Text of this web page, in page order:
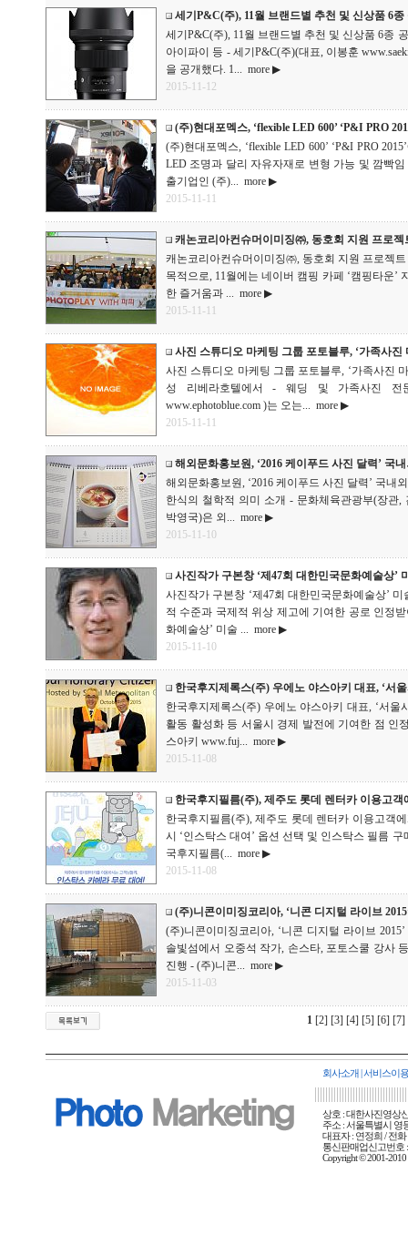
세기P&C(주), 11월 브랜드별 추천 및 신상품 6종
세기P&C(주), 11월 브랜드별 추천 및 신상품 6종
아이파이 등 - 세기P&C(주)(대표, 이봉훈
을 공개했다. 1... more ▶
2015-11-12
(주)현대포멕스, ‘flexible LED 600’ ‘P&I PRO
(주)현대포멕스, ‘flexible LED 600’ ‘P&I PRO
LED 조명과 달리 자유자재로 변형 가능 및 깜빡
출기업인 (주)... more ▶
2015-11-11
캐논코리아컨슈머이미징㈜, 동호회 지원 프로
캐논코리아컨슈머이미징㈜, 동호회 지원 프로젝
목적으로, 11월에는 네이버 캠핑 카페 ‘캠핑타운
한 즐거움과 ... more ▶
2015-11-11
사진 스튜디오 마케팅 그룹 포토블루, ‘가족사
사진 스튜디오 마케팅 그룹 포토블루, ‘가족사진
성 리베라호텔에서 - 웨딩 및 가족사진 전
www.ephotoblue.com )는 오는... more ▶
2015-11-11
해외문화홍보원, ‘2016 케이푸드 사진 달력’ 국
해외문화홍보원, ‘2016 케이푸드 사진 달력’ 국내
한식의 철학적 의미 소개 - 문화체육관광부(장관
박영국)은 외... more ▶
2015-11-10
사진작가 구본창 ‘제47회 대한민국문화예술상’
사진작가 구본창 ‘제47회 대한민국문화예술상’
적 수준과 국제적 위상 제고에 기여한 공로 인정
화예술상’ 미술 ... more ▶
2015-11-10
한국후지제록스(주) 우에노 야스아키 대표, ‘서
한국후지제록스(주) 우에노 야스아키 대표, ‘서
활동 활성화 등 서울시 경제 발전에 기여한 점 인
스아키 www.fuj... more ▶
2015-11-08
한국후지필름(주), 제주도 롯데 렌터카 이용고
한국후지필름(주), 제주도 롯데 렌터카 이용고객
시 ‘인스탁스 대여’ 옵션 선택 및 인스탁스 필름
국후지필름(... more ▶
2015-11-08
(주)니콘이미징코리아, ‘니콘 디지털 라이브
(주)니콘이미징코리아, ‘니콘 디지털 라이브
솔빛섬에서 오중석 작가, 손스타, 포토스쿨 강사
진행 - (주)니콘... more ▶
2015-11-03
1 [2] [3] [4] [5] [6] [7]
회사소개 서비스이
상호 : 대한사진영상
주소 : 서울특별시 영
대표자 : 연정희 / 전화
통신판매업신고번호
Copyright © 2001-